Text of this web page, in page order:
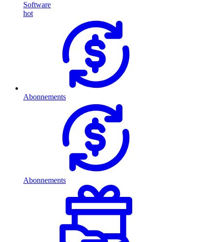
Software
hot
Abonnements
Abonnements